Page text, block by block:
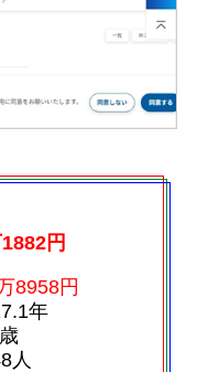
円
8958円
年
歳
人